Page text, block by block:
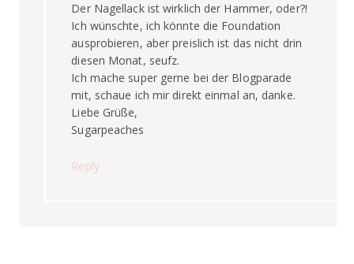
Der Nagellack ist wirklich der Hammer, oder?!
Ich wünschte, ich könnte die Foundation
ausprobieren, aber preislich ist das nicht drin
diesen Monat, seufz.
Ich mache super gerne bei der Blogparade
mit, schaue ich mir direkt einmal an, danke.
Liebe Grüße,
Sugarpeaches
Reply